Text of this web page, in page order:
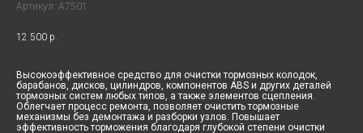
Артикул: A7501
12 500 р.
Высокоэффективное средство для очистки тормозных колодок,
барабанов, дисков, цилиндров, компонентов ABS и других деталей
тормозных систем любых типов, а также элементов сцепления.
Облегчает процесс ремонта, позволяет очистить тормозные
механизмы без демонтажа и разборки узлов. Повышает
эффективность торможения благодаря глубокой степени очистки